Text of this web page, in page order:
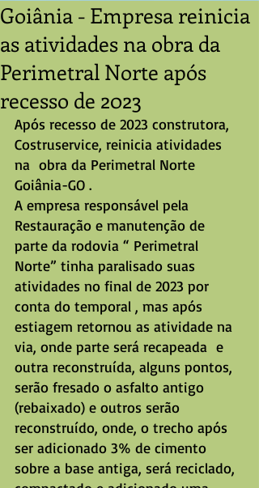
Goiânia - Empresa reinicia
as atividades na obra da
Perimetral Norte após
recesso de 2023
Após recesso de 2023 construtora,
Costruservice, reinicia atividades
na  obra da Perimetral Norte
Goiânia-GO .
A empresa responsável pela
Restauração e manutenção de
parte da rodovia “ Perimetral
Norte” tinha paralisado suas
atividades no final de 2023 por
conta do temporal , mas após
estiagem retornou as atividade na
via, onde parte será recapeada  e
outra reconstruída, alguns pontos,
serão fresado o asfalto antigo
(rebaixado) e outros serão
reconstruído, onde, o trecho após
ser adicionado 3% de cimento
sobre a base antiga, será reciclado,